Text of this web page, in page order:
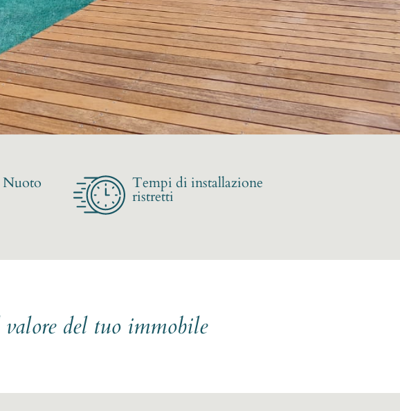
Nuoto Tempi di installazione
ristretti
valore del tuo immobile